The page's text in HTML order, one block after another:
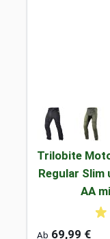
Trilobite
Regular Slim
AA
Ab 69,99 €